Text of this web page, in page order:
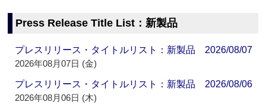
Press Release Title List：新製品
プレスリリース・タイトルリスト：新製品 2026/08/07
2026年08月07日 (金)
プレスリリース・タイトルリスト：新製品 2026/08/06
2026年08月06日 (木)